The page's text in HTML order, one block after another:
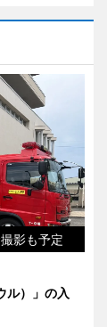
影も予定
ル）」の入